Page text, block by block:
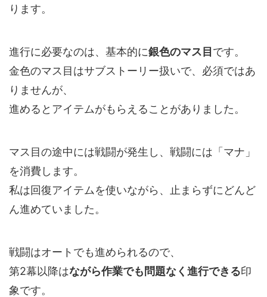
ります。
進行に必要なのは、基本的に銀色のマス目 です。
金色のマス目はサブストーリー扱いで、必須ではあ
りませんが、
進めるとアイテムがもらえることがありました。
マス目の途中には戦闘が発生し、戦闘には「マナ」
を消費します。
私は回復アイテムを使いながら、止まらずにどんど
ん進めていました。
戦闘はオートでも進められるので、
第2幕以降はながら作業でも問題なく進行できる印
象です。